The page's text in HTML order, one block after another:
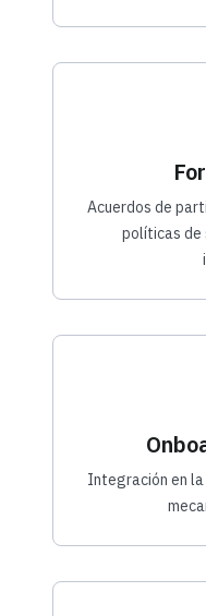
Acuerdos de
políticas de
Integración en